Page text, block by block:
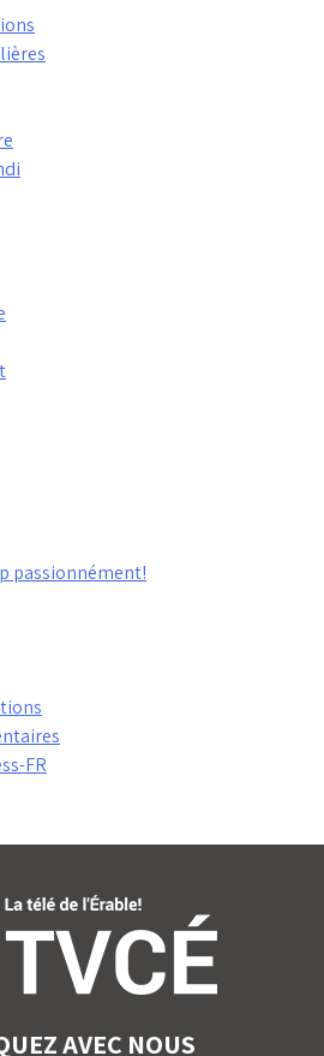
passionnément!
FR
AVEC NOUS